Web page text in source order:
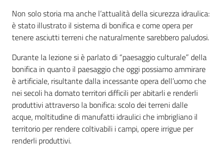
Non solo storia ma anche l’attualità della sicurezza idraulica:
è stato illustrato il sistema di bonifica e come opera per
tenere asciutti terreni che naturalmente sarebbero paludosi.
Durante la lezione si è parlato di “paesaggio culturale” della
bonifica in quanto il paesaggio che oggi possiamo ammirare
è artificiale, risultante dalla incessante opera dell’uomo che
nei secoli ha domato territori difficili per abitarli e renderli
produttivi attraverso la bonifica: scolo dei terreni dalle
acque, moltitudine di manufatti idraulici che imbrigliano il
territorio per rendere coltivabili i campi, opere irrigue per
renderli produttivi.